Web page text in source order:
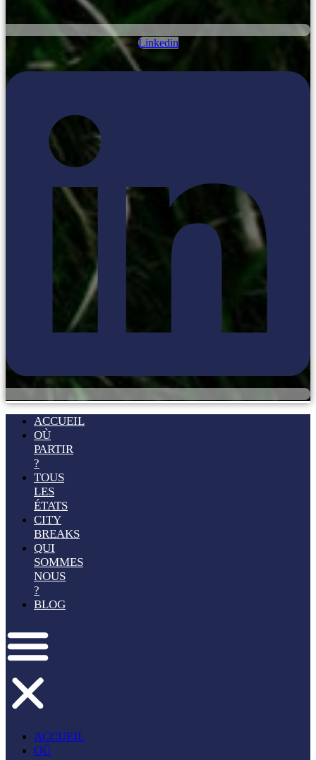
Linkedin
ACCUEIL
OÙ
PARTIR
?
TOUS
LES
ÉTATS
CITY
BREAKS
QUI
SOMMES
NOUS
?
BLOG
ACCUEIL
OÙ